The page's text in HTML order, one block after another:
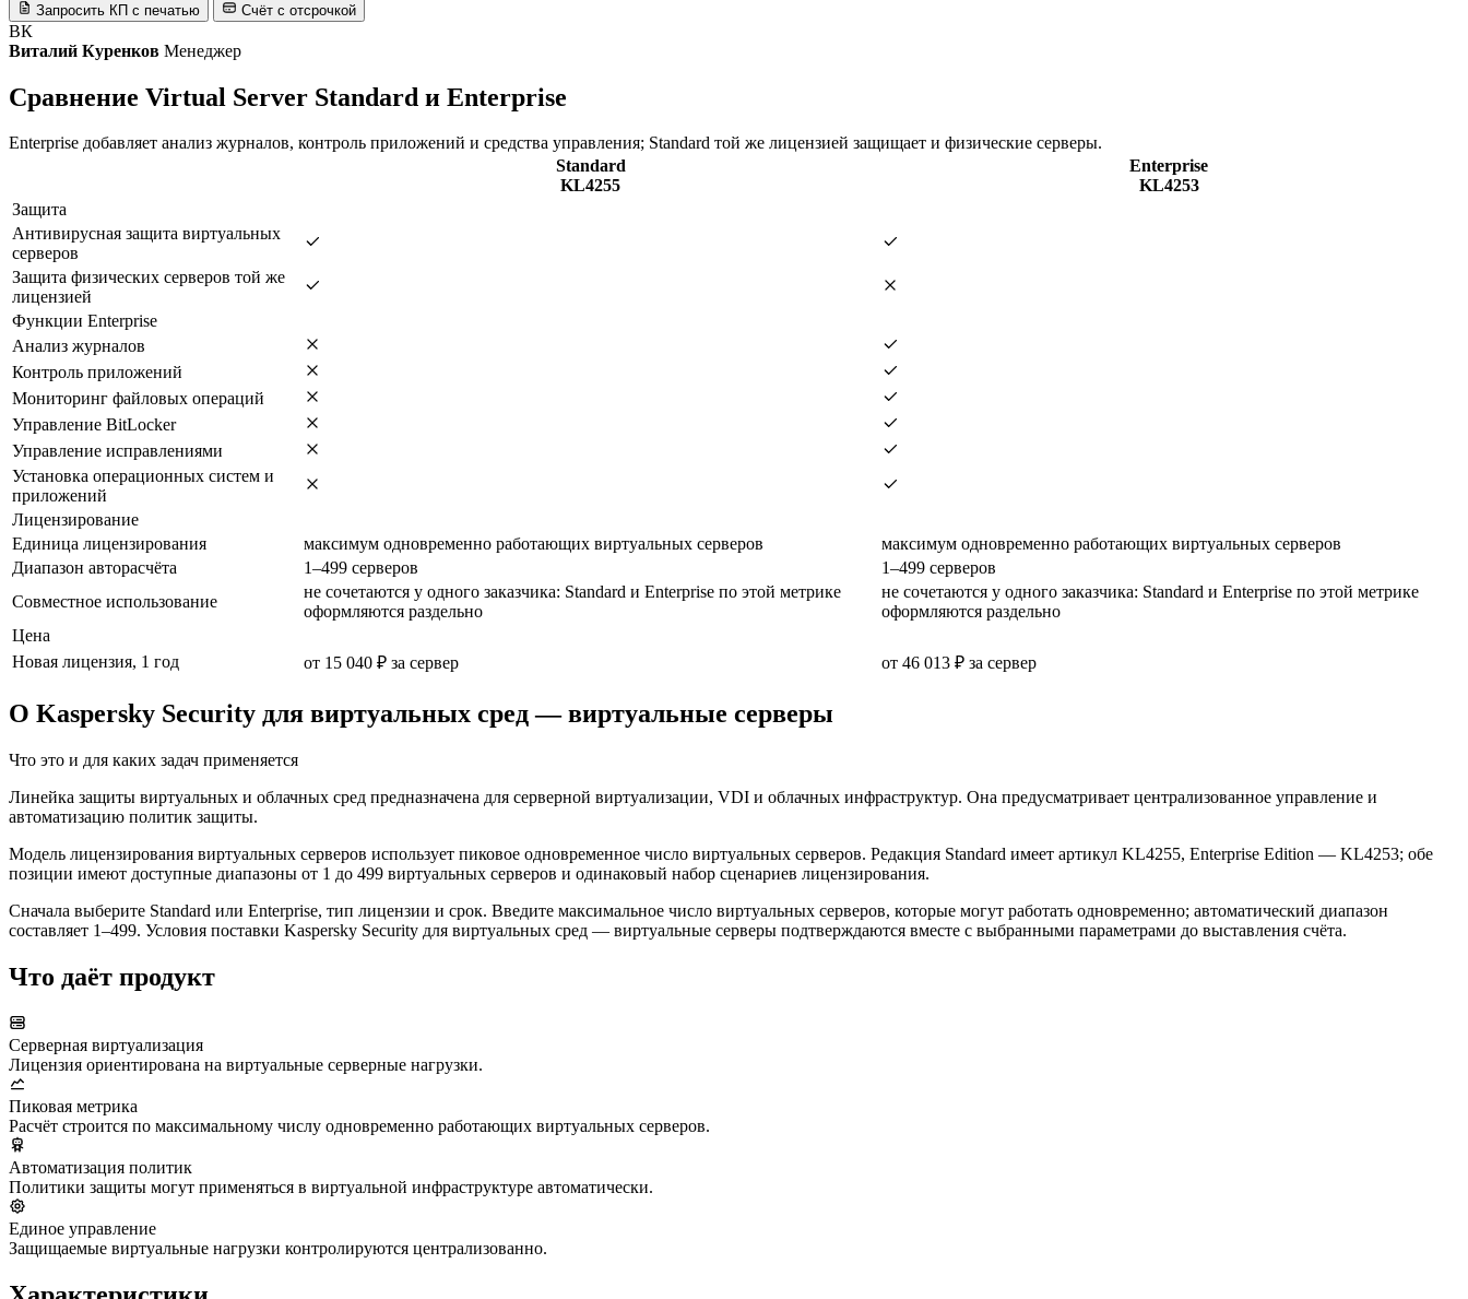
Запросить КП с печатью Счёт с отсрочкой
ВК
Виталий Куренков Менеджер
Сравнение Virtual Server Standard и Enterprise
Enterprise добавляет анализ журналов, контроль приложений и средства управления; Standard той же лицензией защищает и физические серверы.
Standard
KL4255
Enterprise
KL4253
Защита
Антивирусная защита виртуальных
серверов
Защита физических серверов той же
лицензией
Функции Enterprise
Анализ журналов
Контроль приложений
Мониторинг файловых операций
Управление BitLocker
Управление исправлениями
Установка операционных систем и
приложений
Лицензирование
Единица лицензирования
максимум одновременно работающих виртуальных серверов
максимум одновременно работающих виртуальных серверов
Диапазон авторасчёта
1–499 серверов
1–499 серверов
Совместное использование
не сочетаются у одного заказчика: Standard и Enterprise по этой метрике
оформляются раздельно
не сочетаются у одного заказчика: Standard и Enterprise по этой метрике
оформляются раздельно
Цена
Новая лицензия, 1 год
от 15 040 ₽ за сервер от 46 013 ₽ за сервер
О Kaspersky Security для виртуальных сред — виртуальные серверы
Что это и для каких задач применяется
Линейка защиты виртуальных и облачных сред предназначена для серверной виртуализации, VDI и облачных инфраструктур. Она предусматривает централизованное управление и
автоматизацию политик защиты.
Модель лицензирования виртуальных серверов использует пиковое одновременное число виртуальных серверов. Редакция Standard имеет артикул KL4255, Enterprise Edition — KL4253; обе
позиции имеют доступные диапазоны от 1 до 499 виртуальных серверов и одинаковый набор сценариев лицензирования.
Сначала выберите Standard или Enterprise, тип лицензии и срок. Введите максимальное число виртуальных серверов, которые могут работать одновременно; автоматический диапазон
составляет 1–499. Условия поставки Kaspersky Security для виртуальных сред — виртуальные серверы подтверждаются вместе с выбранными параметрами до выставления счёта.
Что даёт продукт
Серверная виртуализация
Лицензия ориентирована на виртуальные серверные нагрузки.
Пиковая метрика
Расчёт строится по максимальному числу одновременно работающих виртуальных серверов.
Автоматизация политик
Политики защиты могут применяться в виртуальной инфраструктуре автоматически.
Единое управление
Защищаемые виртуальные нагрузки контролируются централизованно.